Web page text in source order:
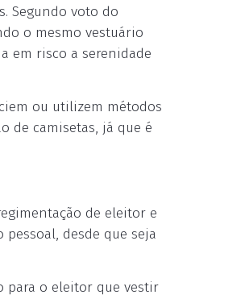
Segundo voto do
o mesmo vestuário
em risco a serenidade
ou utilizem métodos
de camisetas, já que é
de eleitor e
desde que seja
para o eleitor que vestir